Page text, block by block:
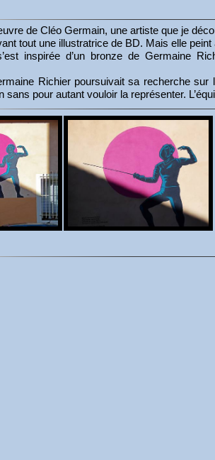
de Cléo Germain, une artiste que je
tout une illustratrice de BD. Mais elle
inspirée d’un bronze de Germaine
Richier poursuivait sa recherche
sans pour autant vouloir la représenter.